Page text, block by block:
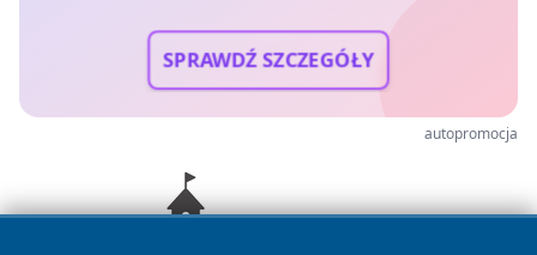
SPRAWDŹ SZCZEGÓŁY
autopromocja